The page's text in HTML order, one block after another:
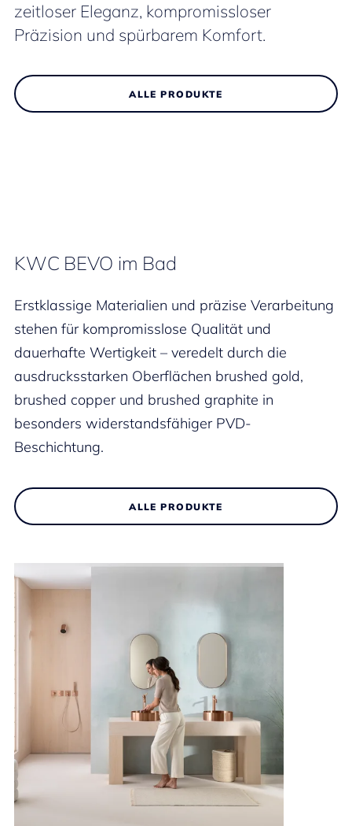
zeitloser Eleganz, kompromissloser
Präzision und spürbarem Komfort.
ALLE PRODUKTE
KWC BEVO im Bad
Erstklassige Materialien und präzise Verarbeitung
stehen für kompromisslose Qualität und
dauerhafte Wertigkeit – veredelt durch die
ausdrucksstarken Oberflächen brushed gold,
brushed copper und brushed graphite in
besonders widerstandsfähiger PVD-
Beschichtung.
ALLE PRODUKTE